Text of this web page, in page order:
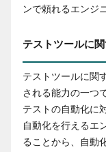
ンで頼れるエンジ
テストツールに
テストツールに関
される能力の一つ
テストの自動化に
自動化を行えるエ
ることから、自動